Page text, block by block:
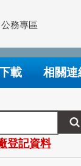
公務專區
載 相關連
登記資料